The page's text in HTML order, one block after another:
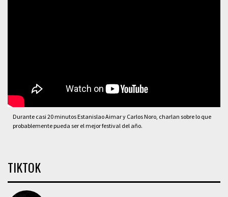
Durante casi 20 minutos Estanislao Aimar y Carlos Noro, charlan sobre lo que
probablemente pueda ser el mejor festival del año.
TIKTOK